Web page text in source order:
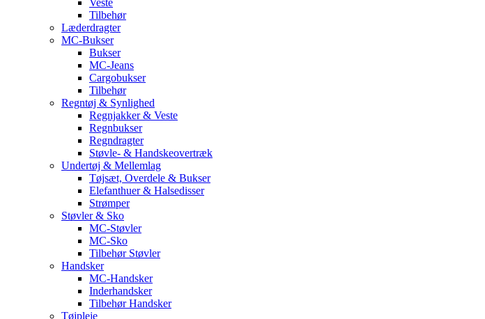
Veste
Tilbehør
Læderdragter
MC-Bukser
Bukser
MC-Jeans
Cargobukser
Tilbehør
Regntøj & Synlighed
Regnjakker & Veste
Regnbukser
Regndragter
Støvle- & Handskeovertræk
Undertøj & Mellemlag
Tøjsæt, Overdele & Bukser
Elefanthuer & Halsedisser
Strømper
Støvler & Sko
MC-Støvler
MC-Sko
Tilbehør Støvler
Handsker
MC-Handsker
Inderhandsker
Tilbehør Handsker
Tøjpleje